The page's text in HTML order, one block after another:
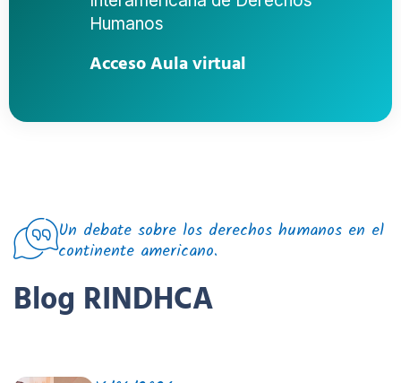
Humanos
Acceso Aula virtual
Un debate sobre los derechos humanos en el
continente americano.
Blog RINDHCA